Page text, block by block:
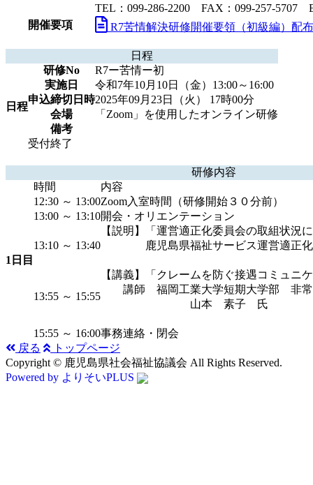
TEL：099-286-2200 FAX：099-257-5707
開催要項
R7苦情解決研修開催要領（初級編）配
日程
日程
研修No
R7ー苦情ー初
実施日
令和7年10月10日（金）13:00～16:00
申込締切日時2025年09月23日（火） 17時00分
会場
「Zoom」を使用したオンライン研修
備考
受付終了
研修内容
1日目
時間
内容
12:30 ～ 13:00Zoom入室時間（研修開始３０分前）
13:00 ～ 13:10開会・オリエンテーション
13:10 ～ 13:40
【説明】「運営適正化委員会の取組状況
鹿児島県福祉サービス運営適正化
13:55 ～ 15:55
【講義】「クレームを防ぐ接遇コミュニ
講師 福岡工業大学短期大学部 非
山本 素子 氏
15:55 ～ 16:00事務連絡・閉会
戻る
トップページ
Copyright © 鹿児島県社会福祉協議会 All Rights Reserved.
Powered by よりそいPLUS